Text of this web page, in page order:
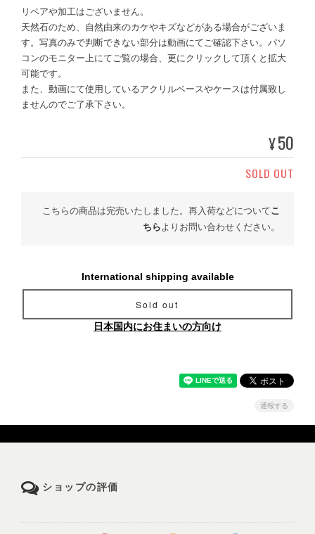
リペアや加工はございません。
天然石のため、自然由来のカケやキズなどがある場合がございま
す。写真のみで判断できない部分は動画にてご確認下さい。パソ
コンのモニター上にてご覧の場合、更にクリックして頂くと拡大
可能です。
また、動画にて使用しているアクリルベースやケースは付属致し
ませんのでご了承下さい。
¥50
SOLD OUT
こちらの商品は完売いたしました。再入荷などについてこ
ちらよりお問い合わせください。
International shipping available
Sold out
日本国内にお住まいの方向け
通報する
ショップの評価